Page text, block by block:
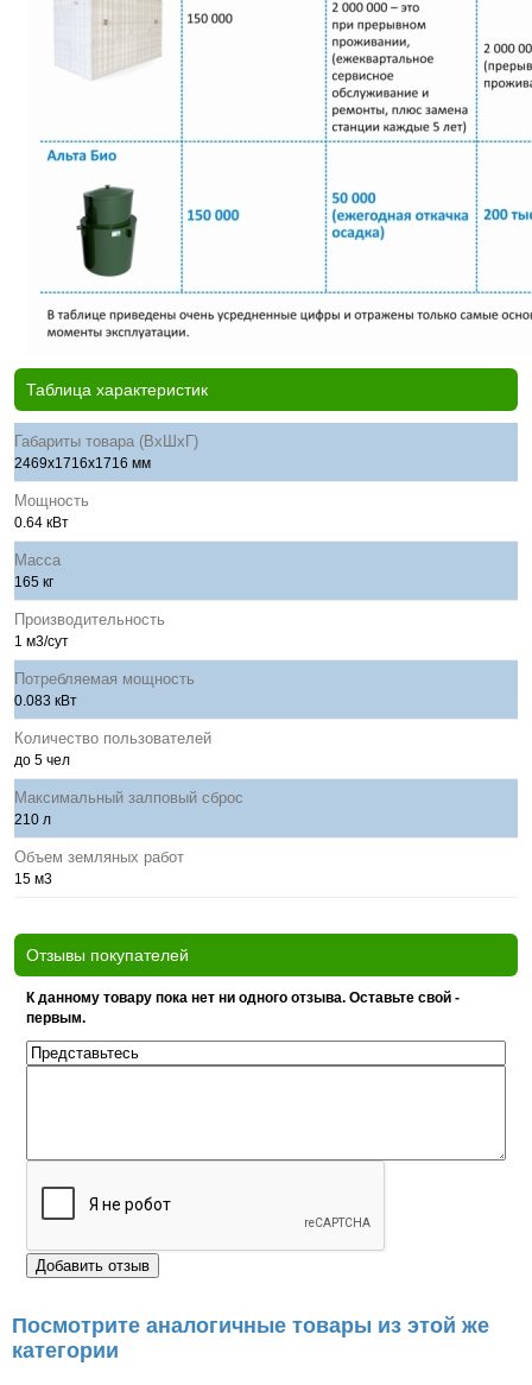
Таблица характеристик
Габариты товара (ВхШхГ)
2469х1716х1716 мм
Мощность
0.64 кВт
Масса
165 кг
Производительность
1 м3/сут
Потребляемая мощность
0.083 кВт
Количество пользователей
до 5 чел
Максимальный залповый сброс
210 л
Объем земляных работ
15 м3
Отзывы покупателей
К данному товару пока нет ни одного отзыва. Оставьте свой -
первым.
Посмотрите аналогичные товары из этой же
категории